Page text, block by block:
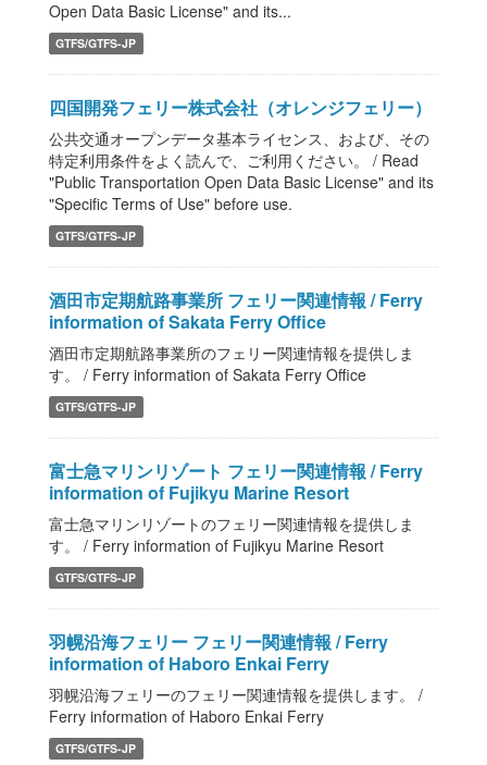
Open Data Basic License" and its...
GTFS/GTFS-JP
四国開発フェリー株式会社（オレンジフェリー）
公共交通オープンデータ基本ライセンス、および、その
特定利用条件をよく読んで、ご利用ください。 / Read
"Public Transportation Open Data Basic License" and its
"Specific Terms of Use" before use.
GTFS/GTFS-JP
酒田市定期航路事業所 フェリー関連情報 / Ferry
information of Sakata Ferry Office
酒田市定期航路事業所のフェリー関連情報を提供しま
す。 / Ferry information of Sakata Ferry Office
GTFS/GTFS-JP
富士急マリンリゾート フェリー関連情報 / Ferry
information of Fujikyu Marine Resort
富士急マリンリゾートのフェリー関連情報を提供しま
す。 / Ferry information of Fujikyu Marine Resort
GTFS/GTFS-JP
羽幌沿海フェリー フェリー関連情報 / Ferry
information of Haboro Enkai Ferry
羽幌沿海フェリーのフェリー関連情報を提供します。 /
Ferry information of Haboro Enkai Ferry
GTFS/GTFS-JP